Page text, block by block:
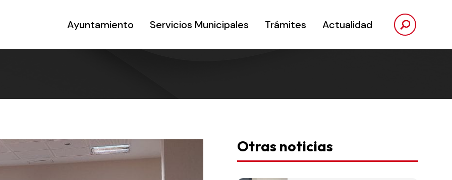
Ayuntamiento Servicios Municipales Trámites Actualidad
Otras noticias